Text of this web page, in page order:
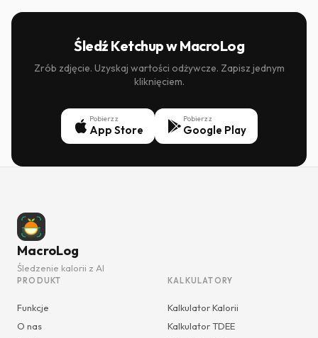
Śledź Ketchup w MacroLog
Zrób zdjęcie. Uzyskaj wartości odżywcze. Zapisz jednym
kliknięciem.
Pobierz z
App Store
Pobierz z
Google Play
MacroLog
Śledzenie kalorii z AI
PRODUKT
Funkcje
O nas
KALKULATORY
Kalkulator Kalorii
Kalkulator TDEE